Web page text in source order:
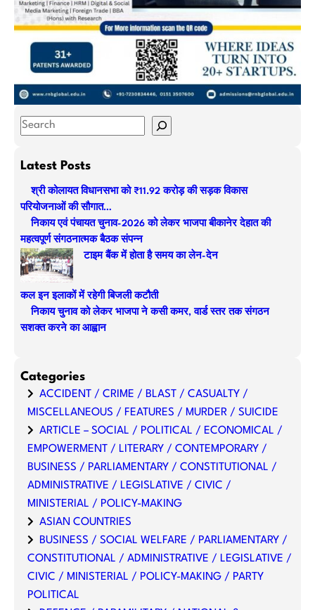
S
aLatest Posts
श्री कोलायत विधानसभा को ₹11.92 करोड़ की सड़क विकास
परियोजनाओं की सौगात…
निकाय एवं पंचायत चुनाव-2026 को लेकर भाजपा बीकानेर देहात की
महत्वपूर्ण संगठनात्मक बैठक संपन्न
टाइम बैंक में होता है समय का लेन-देन
कल इन इलाकों में रहेगी बिजली कटौती
निकाय चुनाव को लेकर भाजपा ने कसी कमर, वार्ड स्तर तक संगठन
सशक्त करने का आह्वान
Categories
ACCIDENT / CRIME / BLAST / CASUALTY /
MISCELLANEOUS / FEATURES / MURDER / SUICIDE
ARTICLE – SOCIAL / POLITICAL / ECONOMICAL /
EMPOWERMENT / LITERARY / CONTEMPORARY /
BUSINESS / PARLIAMENTARY / CONSTITUTIONAL /
ADMINISTRATIVE / LEGISLATIVE / CIVIC /
MINISTERIAL / POLICY-MAKING
ASIAN COUNTRIES
BUSINESS / SOCIAL WELFARE / PARLIAMENTARY /
CONSTITUTIONAL / ADMINISTRATIVE / LEGISLATIVE /
CIVIC / MINISTERIAL / POLICY-MAKING / PARTY
POLITICAL